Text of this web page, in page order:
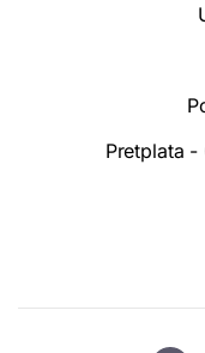
Pretplata -